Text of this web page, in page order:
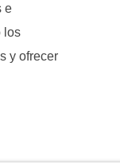
e
los
y ofrecer